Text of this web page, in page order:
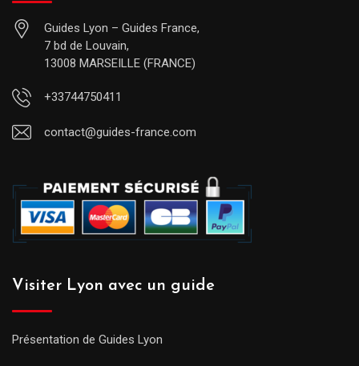
Guides Lyon – Guides France,
7 bd de Louvain,
13008 MARSEILLE (FRANCE)
+33744750411
contact@guides-france.com
Visiter Lyon avec un guide
Présentation de Guides Lyon